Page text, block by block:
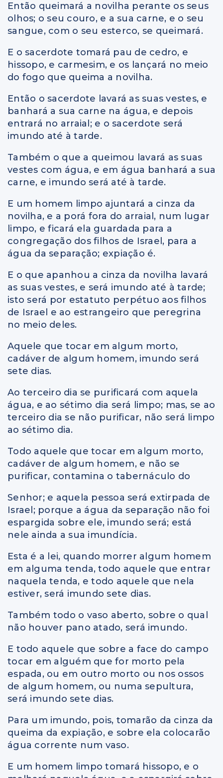
Então queimará a novilha perante os seus
olhos; o seu couro, e a sua carne, e o seu
sangue, com o seu esterco, se queimará.
E o sacerdote tomará pau de cedro, e
hissopo, e carmesim, e os lançará no meio
do fogo que queima a novilha.
Então o sacerdote lavará as suas vestes, e
banhará a sua carne na água, e depois
entrará no arraial; e o sacerdote será
imundo até à tarde.
Também o que a queimou lavará as suas
vestes com água, e em água banhará a sua
carne, e imundo será até à tarde.
E um homem limpo ajuntará a cinza da
novilha, e a porá fora do arraial, num lugar
limpo, e ficará ela guardada para a
congregação dos filhos de Israel, para a
água da separação; expiação é.
E o que apanhou a cinza da novilha lavará
as suas vestes, e será imundo até à tarde;
isto será por estatuto perpétuo aos filhos
de Israel e ao estrangeiro que peregrina
no meio deles.
Aquele que tocar em algum morto,
cadáver de algum homem, imundo será
sete dias.
Ao terceiro dia se purificará com aquela
água, e ao sétimo dia será limpo; mas, se ao
terceiro dia se não purificar, não será limpo
ao sétimo dia.
Todo aquele que tocar em algum morto,
cadáver de algum homem, e não se
purificar, contamina o tabernáculo do
Senhor; e aquela pessoa será extirpada de
Israel; porque a água da separação não foi
espargida sobre ele, imundo será; está
nele ainda a sua imundícia.
Esta é a lei, quando morrer algum homem
em alguma tenda, todo aquele que entrar
naquela tenda, e todo aquele que nela
estiver, será imundo sete dias.
Também todo o vaso aberto, sobre o qual
não houver pano atado, será imundo.
E todo aquele que sobre a face do campo
tocar em alguém que for morto pela
espada, ou em outro morto ou nos ossos
de algum homem, ou numa sepultura,
será imundo sete dias.
Para um imundo, pois, tomarão da cinza da
queima da expiação, e sobre ela colocarão
água corrente num vaso.
E um homem limpo tomará hissopo, e o